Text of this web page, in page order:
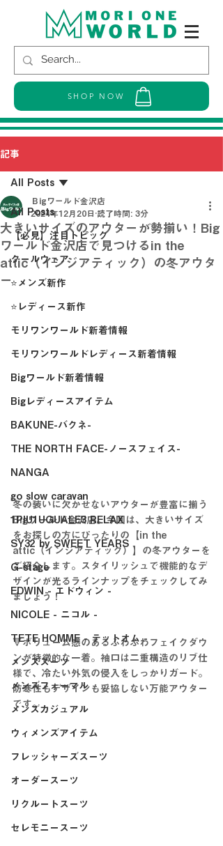
SHOP NOW
記事
All Posts
【必見】注目トピック
クールウェア
⭐メンズ新作
⭐レディース新作
モリワンワールド新着情報
モリワンワールドレディース新着情報
Bigワールド新着情報
Bigレディースアイテム
BAKUNE-バクネ-
THE NORTH FACE-ノースフェイス-
NANGA
go slow caravan
1PIU1UGUALE3 RELAX
SY32 by SWEET YEARS
G-stage
EDWIN - エドウィン -
NICOLE - ニコル -
TETE HOMME - テットオム -
メンズスーツ
メンズフォーマル
メンズカジュアル
ウィメンズアイテム
フレッシャーズスーツ
オーダースーツ
リクルートスーツ
セレモニースーツ
All Posts
大きいサイズのアウターが勢揃い！Big
ワールド金沢店で見つけるin the
attic（インジアティック）の冬アウタ
ー
Ｂigワールド金沢店
2024年12月20日 読了時間: 3分
冬の装いに欠かせないアウターが豊富に揃う
Bigワールド金沢店。今回は、大きいサイズ
をお探しの方にぴったりの【in the
attic（インジアティック）】の冬アウターを
ご紹介します。スタイリッシュで機能的なデ
ザインが光るラインナップをチェックしてみ
ましょう！
🔻ボリューム感のあるふわふわフェイクダウ
ンが特徴的な一着。袖口は二重構造のリブ仕
様で、冷たい外気の侵入をしっかりガード。
防寒性もデザインも妥協しない万能アウター
です。